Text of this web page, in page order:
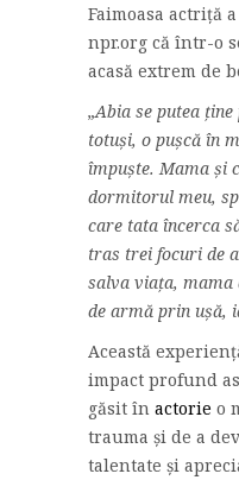
Faimoasa actriță
npr.org că într-o
acasă extrem de
„Abia se putea
totuși, o pușcă în
împuște. Mama și
dormitorul meu,
care tata încerca
tras trei focuri de
salva viața, mama
de armă prin ușă,
Această
impact profund
găsit în actorie o
trauma și de a
talentate și